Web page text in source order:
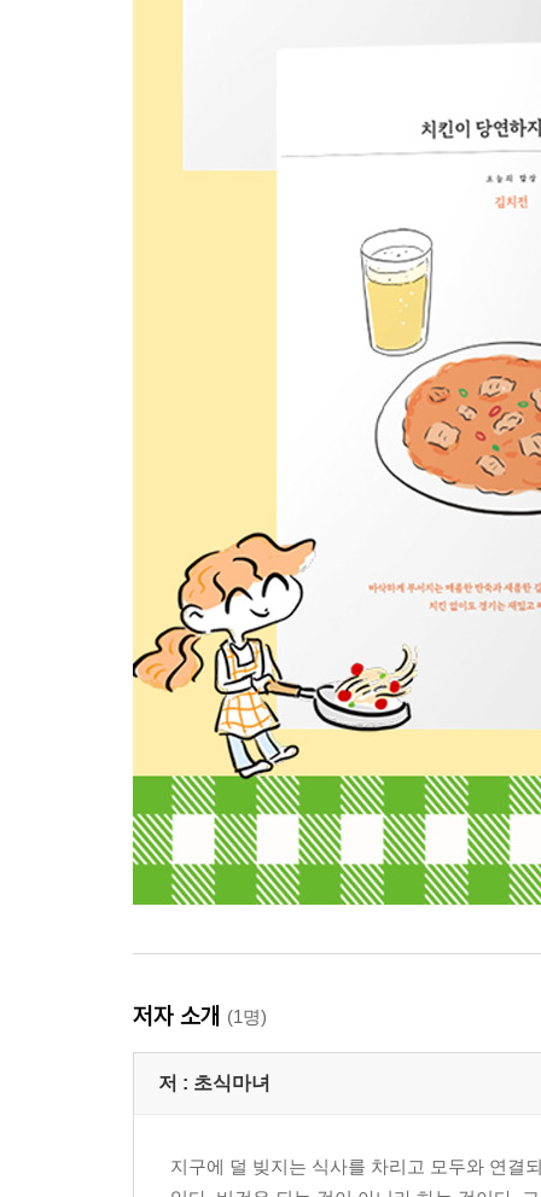
저자 소개 (1명)
저 : 초식마녀
지구에 덜 빚지는 식사를 차리고 모두와 연결